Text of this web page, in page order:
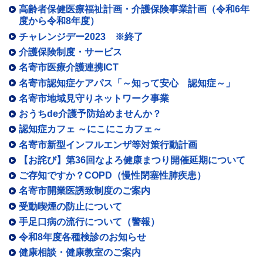
高齢者保健医療福祉計画・介護保険事業計画（令和6年
度から令和8年度）
チャレンジデー2023 ※終了
介護保険制度・サービス
名寄市医療介護連携ICT
名寄市認知症ケアパス「～知って安心 認知症～」
名寄市地域見守りネットワーク事業
おうちde介護予防始めませんか？
認知症カフェ ～にこにこカフェ～
名寄市新型インフルエンザ等対策行動計画
【お詫び】第36回なよろ健康まつり開催延期について
ご存知ですか？COPD（慢性閉塞性肺疾患）
名寄市開業医誘致制度のご案内
受動喫煙の防止について
手足口病の流行について（警報）
令和8年度各種検診のお知らせ
健康相談・健康教室のご案内